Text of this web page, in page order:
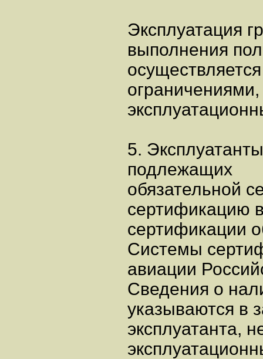
Эксплуатация
выполнения
5.
подлежащих
обязательной
сертификацию
сертификации
Системы
авиации
Сведения о
указываются в
эксплуатанта,